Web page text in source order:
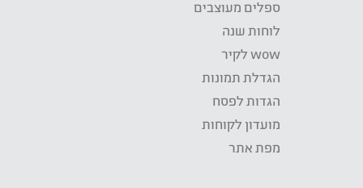
ספלים מעוצבים
לוחות שנה
wow לקיר
הגדלת תמונות
הגדות לפסח
מועדון לקוחות
מפת אתר